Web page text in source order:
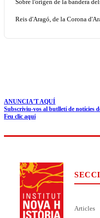
Sobre l'origen de la bandera
Reis d'Aragó, de la Corona
ANUNCIA'T AQUÍ
Subscriviu-vos al butlletí de notícies
Feu clic aquí
Articles